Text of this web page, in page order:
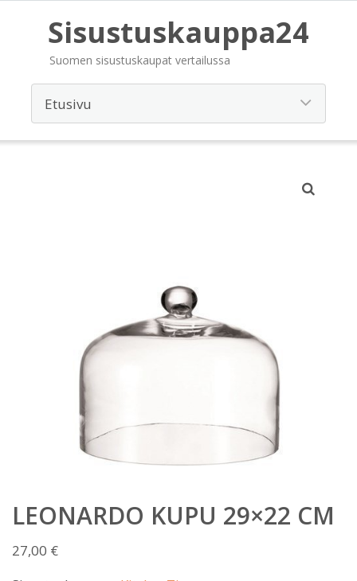
Sisustuskauppa24
Suomen sisustuskaupat vertailussa
LEONARDO KUPU 29×22 CM
27,00 €